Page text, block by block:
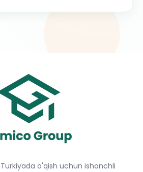
o'qish uchun ishonchli